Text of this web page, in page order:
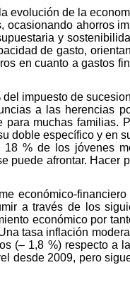
evolución de la
ahorros
y
de gasto,
en cuanto a gastos
impuesto de
a las herencias
muchas familias.
doble específico y en
% de los jóvenes
puede afrontar. Hacer
económico-
a través de los
económico por
tasa inflación
(– 1,8 %) respecto a
desde 2009, pero